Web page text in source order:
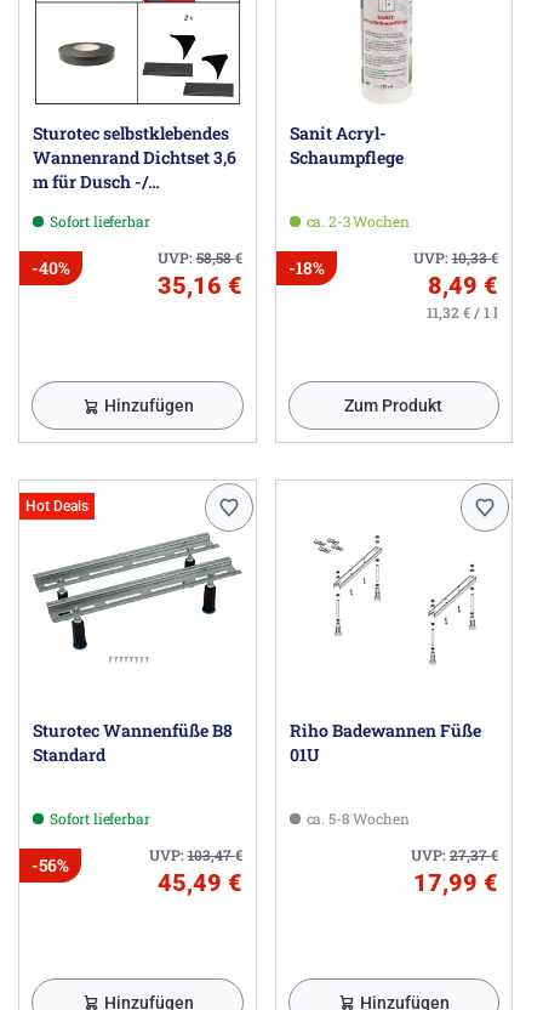
Sturotec selbstklebendes
Wannenrand Dichtset 3,6
m für Dusch -/
Sofort lieferbar
UVP:58,58€
-40%
35,16 €
Hinzufügen
Sanit Acryl-
Schaumpflege
ca. 2-3 Wochen
UVP:10,33€
-18%
8,49 €
11,32 € / 1 l
Zum Produkt
Hot Deals
Sturotec Wannenfüße B8
Standard
Sofort lieferbar
UVP:103,47€
-56%
45,49 €
Hinzufügen
Riho Badewannen Füße
01U
ca. 5-8 Wochen
UVP:27,37€
17,99 €
Hinzufügen